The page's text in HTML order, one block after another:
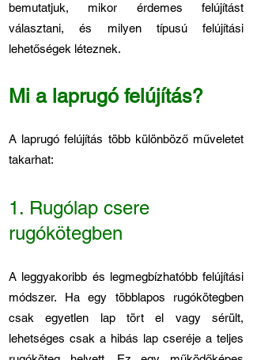
bemutatjuk, mikor érdemes felújítást
választani, és milyen típusú felújítási
lehetőségek léteznek.
Mi a laprugó felújítás?
A laprugó felújítás több különböző műveletet
takarhat:
1. Rugólap csere
rugókötegben
A leggyakoribb és legmegbízhatóbb felújítási
módszer. Ha egy többlapos rugókötegben
csak egyetlen lap tört el vagy sérült,
lehetséges csak a hibás lap cseréje a teljes